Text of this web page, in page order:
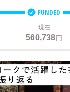
FUNDED
現在
560,738円